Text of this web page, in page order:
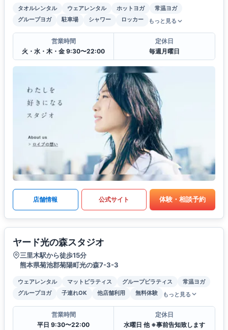
タオルレンタル ウェアレンタル ホットヨガ
常温ヨガ
グループヨガ
駐車場 シャワー ロッカー もっと見る
営業時間
火・水・木・金 9:30〜22:00
定休日
毎週月曜日
店舗情報 公式サイト 体験・相談予約
ヤード光の森スタジオ
三里木駅から徒歩15分
熊本県菊池郡菊陽町光の森7-3-3
ウェアレンタル マットピラティス グループピラティス
常温ヨガ
グループヨガ
子連れOK 他店舗利用 無料体験 もっと見る
営業時間
平日 9:30〜22:00
定休日
水曜日 他 ※事前告知致します